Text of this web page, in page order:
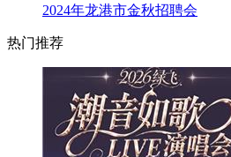
2024年龙港市金秋招聘会
热门推荐